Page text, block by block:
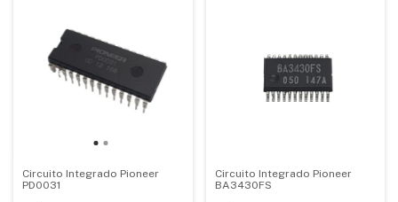
Circuito Integrado Pioneer
PD0031
Circuito Integrado Pioneer
BA3430FS